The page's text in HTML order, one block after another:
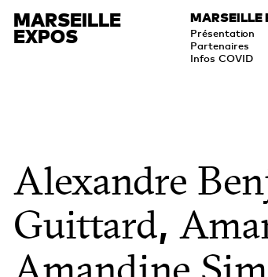
MARSEILLE
EXPOS
MARSEILLE
Présentation
Partenaires
Infos COVID
Alexandre
Guittard,